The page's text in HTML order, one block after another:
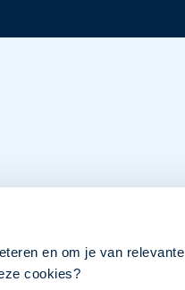
en om je van relevante
cookies?